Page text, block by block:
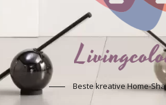
Beste kreative Home-